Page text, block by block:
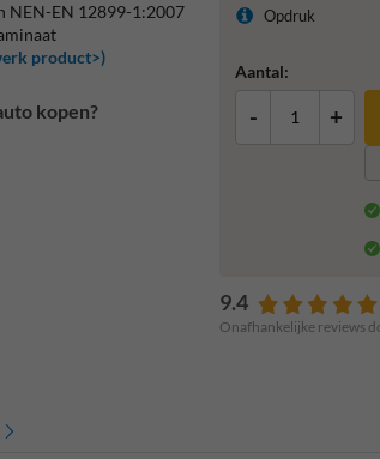
Opdruk
Aantal:
- +
9.4
Onafhankelijke reviews
NEN-EN 12899-1:2007
product>)
kopen?